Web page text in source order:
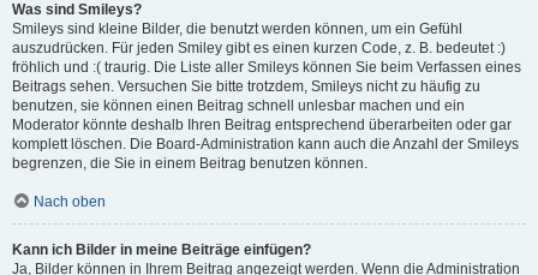
Was sind Smileys?
Smileys sind kleine Bilder, die benutzt werden können, um ein Gefühl
auszudrücken. Für jeden Smiley gibt es einen kurzen Code, z. B. bedeutet :)
fröhlich und :( traurig. Die Liste aller Smileys können Sie beim Verfassen eines
Beitrags sehen. Versuchen Sie bitte trotzdem, Smileys nicht zu häufig zu
benutzen, sie können einen Beitrag schnell unlesbar machen und ein
Moderator könnte deshalb Ihren Beitrag entsprechend überarbeiten oder gar
komplett löschen. Die Board-Administration kann auch die Anzahl der Smileys
begrenzen, die Sie in einem Beitrag benutzen können.
Nach oben
Kann ich Bilder in meine Beiträge einfügen?
Ja, Bilder können in Ihrem Beitrag angezeigt werden. Wenn die Administration